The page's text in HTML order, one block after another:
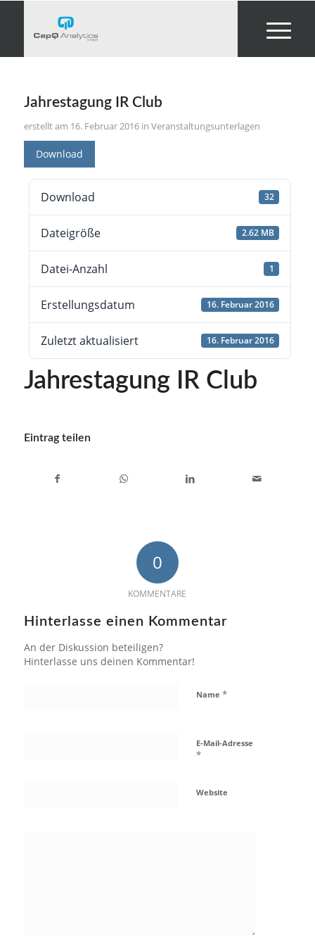
Jahrestagung IR Club
16. Februar 2016 in Veranstaltungsunterlagen
Download
Download 32
Dateigröße 2.62 MB
Datei-Anzahl 1
Erstellungsdatum 16. Februar 2016
Zuletzt aktualisiert 16. Februar 2016
Jahrestagung IR Club
Eintrag teilen
0
KOMMENTARE
Hinterlasse einen Kommentar
An der Diskussion beteiligen?
Hinterlasse uns deinen Kommentar!
Name *
E-Mail-Adresse
*
Website